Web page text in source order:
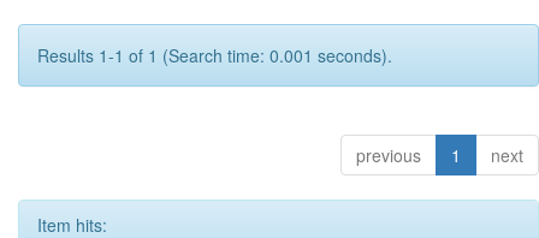
Results 1-1 of 1 (Search time: 0.001 seconds).
previous 1 next
Item hits: